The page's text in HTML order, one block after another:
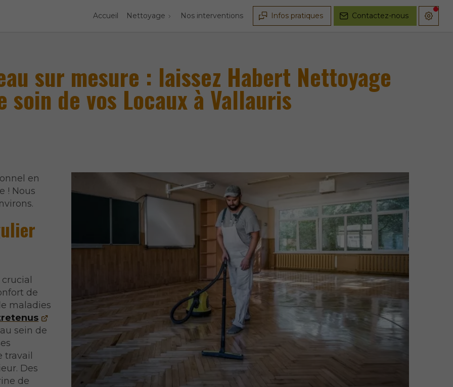
Accueil Nettoyage Nos interventions Infos pratiques Contactez-nous
sur mesure : laissez Habert Nettoyage
soin de vos Locaux à Vallauris
en
! Nous
de
maladies
sein de
Des
de